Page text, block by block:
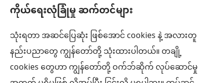
ကိုယ်ရေးလုံခြုံမှု ဆက်တင်များ
သုံးရတာ အဆင်ပြေဆုံး ဖြစ်အောင် cookies နဲ့ အလားတူ
နည်းပညာတွေ ကျွန်တော်တို့ သုံးထားပါတယ်။ တချို့
cookies တွေဟာ ကျွန်တော်တို့ ဝက်ဘ်ဆိုက် လုပ်ဆောင်မှု
အခြေအနေနဲ့ပတ်သက်ပြီး လူနာရှင်တွေရဲ့ ဆန္ဒ၊ ဘာသာရေးယုံကြည်ချက်အတိုင်း လုပ်ဆောင်
ပေးဖို့က ဆေးဘက်ဆိုင်ရာကျွမ်းကျင်သူတစ်ဦးချင်းစီရဲ့တာဝန် ဖြစ်ပါတယ်။ ဒီကဏ္ဍထဲက
အကြံပြုချက်အားလုံးဟာ လူနာအားလုံးအတွက် သင့်တော်တာ၊ လက်ခံနိုင်စရာ ဖြစ်ချင်မှဖြစ်
ပါလိမ့်မယ်။
လူနာများ– ကျန်းမာရေးအခြေအနေ၊ ကုသနည်းတွေနဲ့ပတ်သက်ပြီး ဆရာဝန်တွေ၊ ဆေးဘက်
ဆိုင်ရာကျွမ်းကျင်သူတွေနဲ့ အမြဲဆွေးနွေးပါ။ ကျန်းမာရေးမကောင်းဘူးလို့ထင်ရင် ဆရာဝန်နဲ့
ပြပါ။